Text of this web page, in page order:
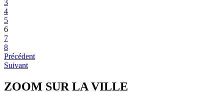
3
4
5
6
7
8
Précédent
Suivant
ZOOM SUR LAVILLE